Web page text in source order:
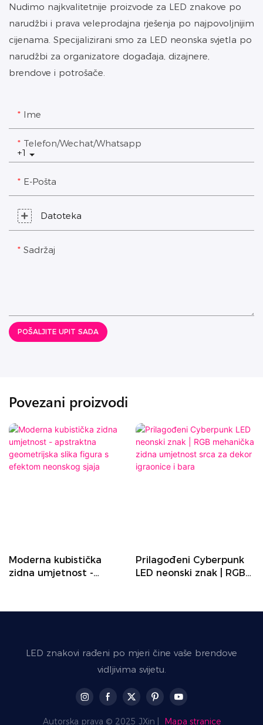
Nudimo najkvalitetnije proizvode za LED znakove po
narudžbi i prava veleprodajna rješenja po najpovoljnijim
cijenama. Specijalizirani smo za LED neonska svjetla po
narudžbi za organizatore događaja, dizajnere,
brendove i potrošače.
Ime
+1
Telefon/Wechat/Whatsapp
E-Pošta
Datoteka
Sadržaj
POŠALJITE UPIT SADA
Povezani proizvodi
Moderna kubistička
zidna umjetnost -
neonskog sjaja
Prilagođeni Cyberpunk
LED neonski znak | RGB
igraonice i bara
LED znakovi rađeni po mjeri čine vaše brendove
vidljivima svijetu.
Autorska prava © 2025 JXin | Mapa stranice